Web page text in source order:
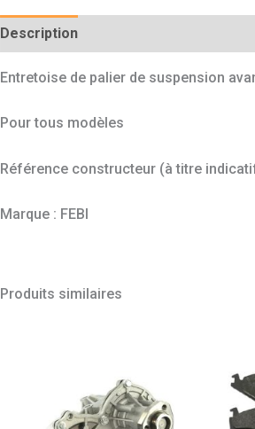
Description
Entretoise de palier de suspension
Pour tous modèles
Référence constructeur (à titre
Marque : FEBI
Produits similaires